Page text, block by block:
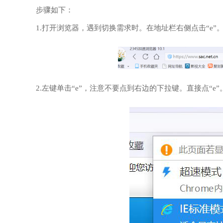
步骤如下：
1.打开浏览器，遇到切换需求时。在地址栏右侧点击“e”
2.左键单击“e”，注意不要点到右边的下拉键。直接点“e”